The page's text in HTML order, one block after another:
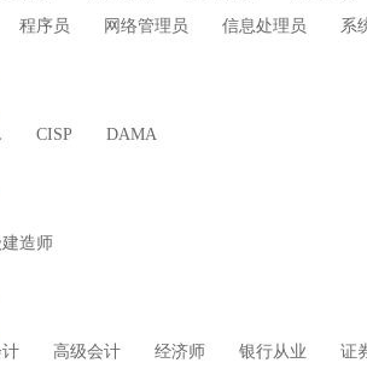
程序员 网络管理员 信息处理员 系
CISP DAMA
造师
高级会计 经济师 银行从业 证